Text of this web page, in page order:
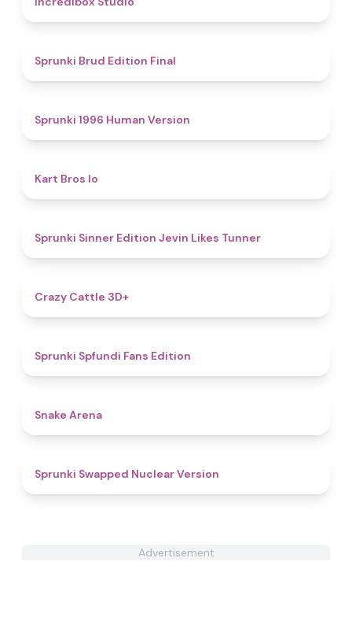
Sprunki Brud Edition Final
Sprunki 1996 Human Version
Kart Bros Io
Sprunki Sinner Edition Jevin Likes Tunner
Crazy Cattle 3D+
Sprunki Spfundi Fans Edition
Snake Arena
Sprunki Swapped Nuclear Version
Advertisement